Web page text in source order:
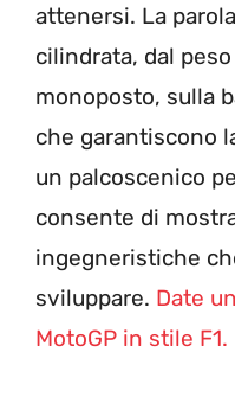
attenersi. La
cilindrata, dal
monoposto, sulla
che garantiscono
un palcoscenico
consente di
ingegneristiche
sviluppare. Date
MotoGP in stile F1.